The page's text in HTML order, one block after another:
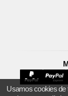
Usamos cookies de